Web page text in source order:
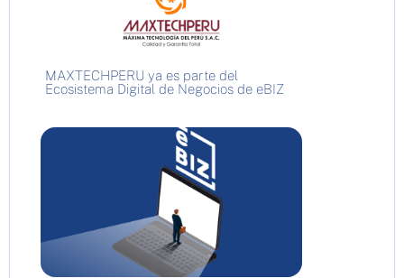
MAXTECHPERU ya es parte del
Ecosistema Digital de Negocios de eBIZ